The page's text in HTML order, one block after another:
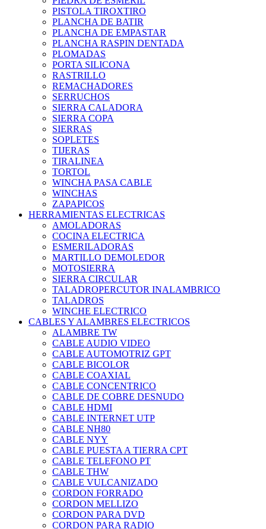
PISTOLA TIROXTIRO
PLANCHA DE BATIR
PLANCHA DE EMPASTAR
PLANCHA RASPIN DENTADA
PLOMADAS
PORTA SILICONA
RASTRILLO
REMACHADORES
SERRUCHOS
SIERRA CALADORA
SIERRA COPA
SIERRAS
SOPLETES
TIJERAS
TIRALINEA
TORTOL
WINCHA PASA CABLE
WINCHAS
ZAPAPICOS
HERRAMIENTAS ELECTRICAS
AMOLADORAS
COCINA ELECTRICA
ESMERILADORAS
MARTILLO DEMOLEDOR
MOTOSIERRA
SIERRA CIRCULAR
TALADROPERCUTOR INALAMBRICO
TALADROS
WINCHE ELECTRICO
CABLES Y ALAMBRES ELECTRICOS
ALAMBRE TW
CABLE AUDIO VIDEO
CABLE AUTOMOTRIZ GPT
CABLE BICOLOR
CABLE COAXIAL
CABLE CONCENTRICO
CABLE DE COBRE DESNUDO
CABLE HDMI
CABLE INTERNET UTP
CABLE NH80
CABLE NYY
CABLE PUESTA A TIERRA CPT
CABLE TELEFONO PT
CABLE THW
CABLE VULCANIZADO
CORDON FORRADO
CORDON MELLIZO
CORDON PARA DVD
CORDON PARA RADIO